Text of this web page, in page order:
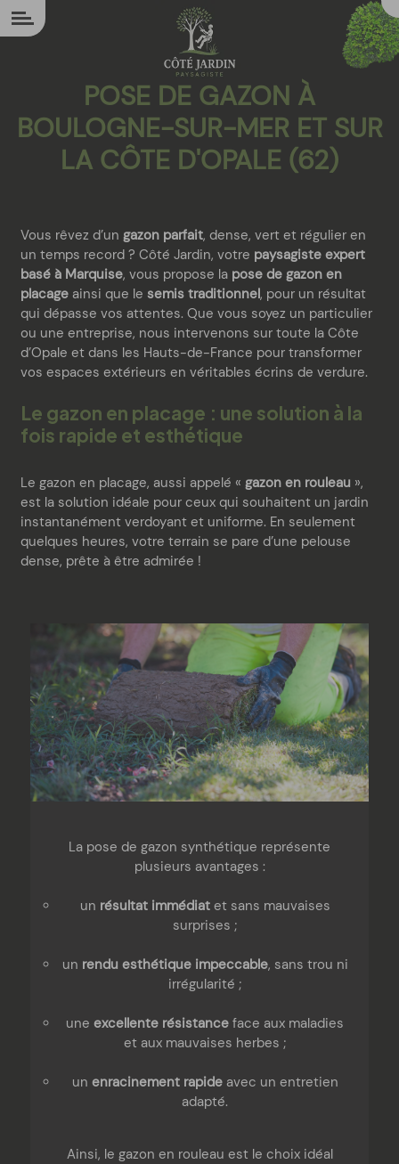
Panneau de gestion des cookies
POSE DE GAZON À
BOULOGNE-SUR-MER ET SUR
LA CÔTE D'OPALE (62)
Vous rêvez d’un gazon parfait, dense, vert et régulier en
un temps record ? Côté Jardin, votre paysagiste expert
basé à Marquise, vous propose la pose de gazon en
placage ainsi que le semis traditionnel, pour un résultat
qui dépasse vos attentes. Que vous soyez un particulier
ou une entreprise, nous intervenons sur toute la Côte
d’Opale et dans les Hauts-de-France pour transformer
vos espaces extérieurs en véritables écrins de verdure.
Le gazon en placage : une solution à la
fois rapide et esthétique
Le gazon en placage, aussi appelé « gazon en rouleau »,
est la solution idéale pour ceux qui souhaitent un jardin
instantanément verdoyant et uniforme. En seulement
quelques heures, votre terrain se pare d’une pelouse
dense, prête à être admirée !
La pose de gazon synthétique représente
plusieurs avantages :
un résultat immédiat et sans mauvaises
surprises ;
un rendu esthétique impeccable, sans trou ni
irrégularité ;
une excellente résistance face aux maladies
et aux mauvaises herbes ;
un enracinement rapideavec un entretien
adapté.
Ainsi, le gazon en rouleau est le choix idéal